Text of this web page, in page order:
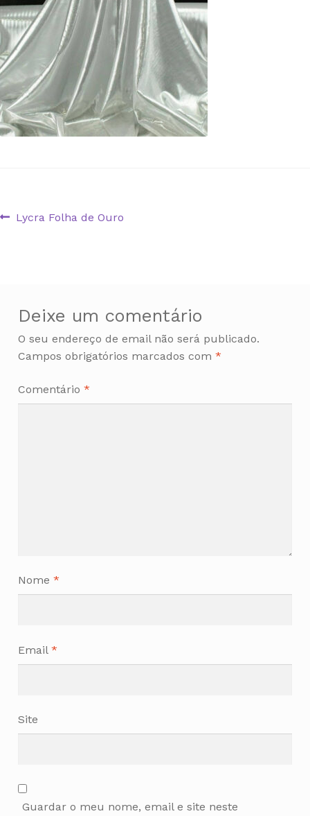
Navegação
Artigo
Lycra Folha de Ouro
Deixe um comentário
O seu endereço de email não será publicado.
Campos obrigatórios marcados com *
Comentário *
Nome *
Email *
Site
Guardar o meu nome, email e site neste